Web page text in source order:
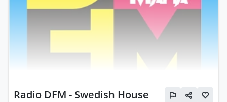
Radio DFM - Swedish House